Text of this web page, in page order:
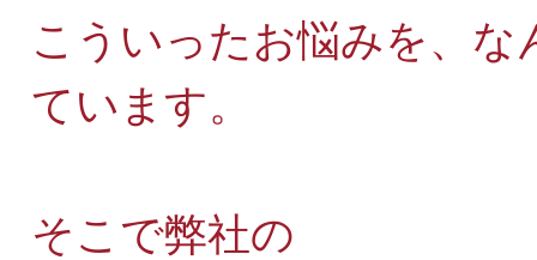
こういったお悩みを、な
ています。
そこで弊社の